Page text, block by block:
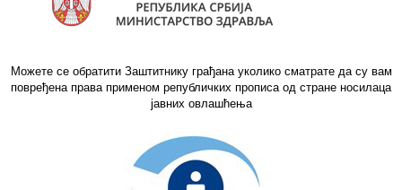
Можете се обратити Заштитнику грађана уколико сматрате да су вам
повређена права применом републичких прописа од стране носилаца
јавних овлашћења